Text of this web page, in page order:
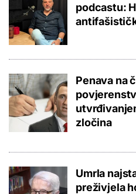
podcastu:
Penava na
zločina
Umrla
preživjela